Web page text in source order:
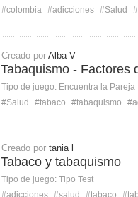
#colombia #adicciones #Salud
Creado por Alba V
Tabaquismo - Factores
Tipo de juego: Encuentra la Pareja
#Salud
#tabaco #tabaquismo
Creado por tania l
Tabaco y tabaquismo
Tipo de juego: Tipo Test
#adicciones #salud #tabaco